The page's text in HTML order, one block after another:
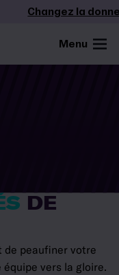
Changez la donne –
Menu
DE
de peaufiner votre
vers la gloire.